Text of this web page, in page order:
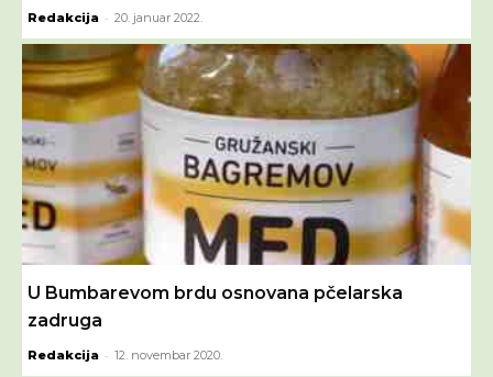
Redakcija - 20. januar 2022.
U Bumbarevom brdu osnovana pčelarska
zadruga
Redakcija - 12. novembar 2020.